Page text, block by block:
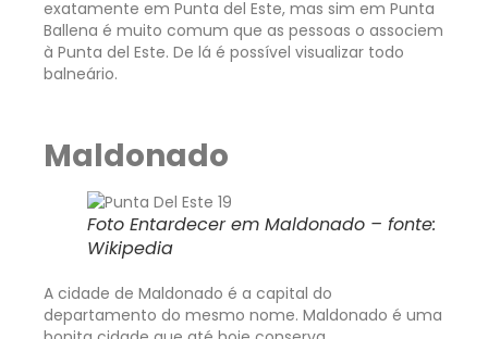
exatamente em Punta del Este, mas sim em Punta
Ballena é muito comum que as pessoas o associem
à Punta del Este. De lá é possível visualizar todo
balneário.
Maldonado
Foto Entardecer em Maldonado – fonte:
Wikipedia
A cidade de Maldonado é a capital do
departamento do mesmo nome. Maldonado é uma